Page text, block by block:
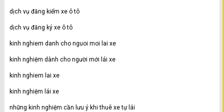
dịch vụ đăng kiểm xe ô tô
dịch vụ đăng ký xe ô tô
kinh nghiem danh cho nguoi moi lai xe
kinh nghiệm dành cho người mới lái xe
kinh nghiem lai xe
kinh nghiệm lái xe
những kinh nghiệm cần lưu ý khi thuê xe tự lái